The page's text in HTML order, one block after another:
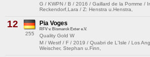
G / KWPN / B / 2016 / Gaillard de la Pomme /
Reckendorf,Lara / Z: Henstra u.Henstra,
12
255
Pia Voges
RFV v. Bismarck Exter e.V.
Quality Gold W
M / Westf / F / 2019 / Quabri de L'Isle / Los
Weischer, Stephan u.Finn,